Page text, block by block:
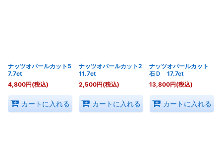
ナッツオパールカット5
7.7ct
4,800円(税込)
カートに入れる
ナッツオパールカット2
11.7ct
2,500円(税込)
カートに入れる
ナッツオパールカット
石Ｄ 17.7ct
13,800円(税込)
カートに入れる